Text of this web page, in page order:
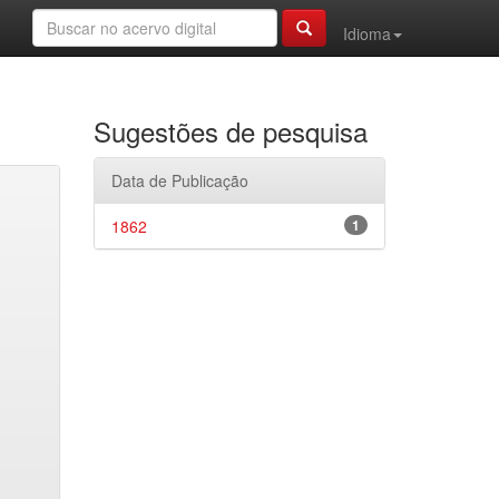
Idioma
Sugestões de pesquisa
Data de Publicação
1
1862